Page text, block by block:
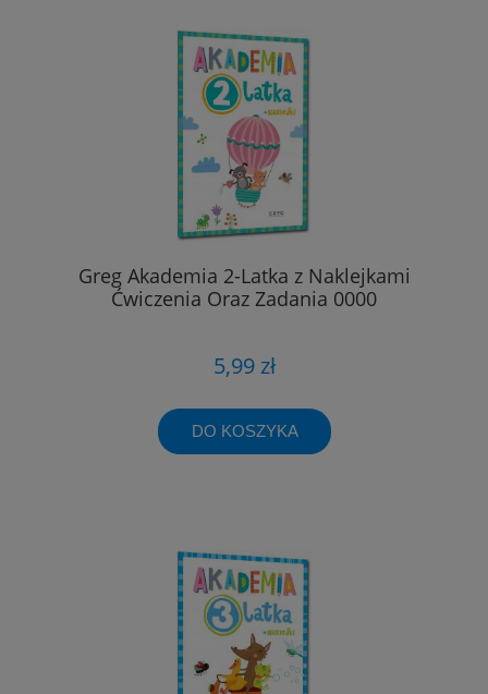
Greg Akademia 2-Latka z Naklejkami
Ćwiczenia Oraz Zadania 0000
5,99 zł
DO KOSZYKA